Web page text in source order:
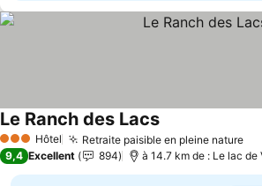
3 ÉtoilesHôtel Retraite paisible en pleine nature
Le Ranch des LacsConsulter les
9,4 Excellent 894 à 14.7 km de : Le lac de